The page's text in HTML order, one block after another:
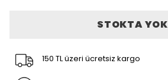
STOKTA YOK
150 TL üzeri ücretsiz kargo